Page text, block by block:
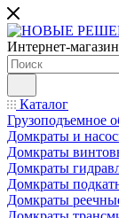
Интернет-магазин
Каталог
Грузоподъемное
Домкраты и
Домкраты
Домкраты
Домкраты
Домкраты